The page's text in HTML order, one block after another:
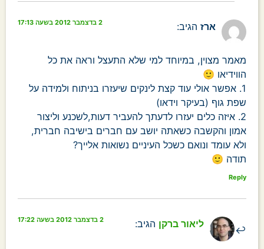
ארז הגיב: 2 בדצמבר 2012 בשעה 17:13
מאמר מצוין, במיוחד למי שלא התעצל וראה את כל
הווידיאו 🙂
1. אפשר אולי עוד קצת לינקים שיעזרו בניתוח ולמידה על
שפת גוף (בעיקר וידאו)
2. איזה כלים יעזרו לדעתך להעביר דעות,לשכנע וליצור
אמון והקשבה כשאתה יושב עם חברים בישיבה חברית,
ולא עומד ונואם כשכל העיניים נשואות אלייך?
תודה 🙂
Reply
ליאור ברקן הגיב: 2 בדצמבר 2012 בשעה 17:22